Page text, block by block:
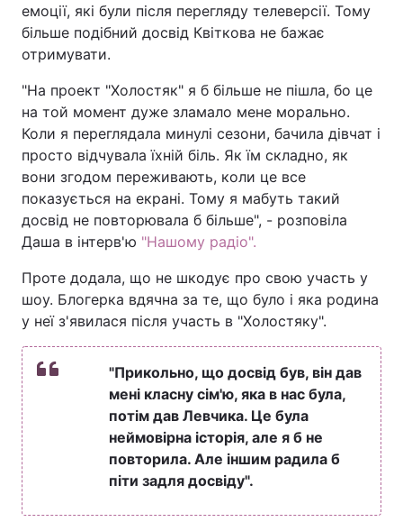
емоції, які були після перегляду телеверсії. Тому
більше подібний досвід Квіткова не бажає
отримувати.
"На проект "Холостяк" я б більше не пішла, бо це
на той момент дуже зламало мене морально.
Коли я переглядала минулі сезони, бачила дівчат і
просто відчувала їхній біль. Як їм складно, як
вони згодом переживають, коли це все
показується на екрані. Тому я мабуть такий
досвід не повторювала б більше", - розповіла
Даша в інтерв'ю "Нашому радіо".
Проте додала, що не шкодує про свою участь у
шоу. Блогерка вдячна за те, що було і яка родина
у неї з'явилася після участь в "Холостяку".
"Прикольно, що досвід був, він дав
мені класну сім'ю, яка в нас була,
потім дав Левчика. Це була
неймовірна історія, але я б не
повторила. Але іншим радила б
піти задля досвіду".